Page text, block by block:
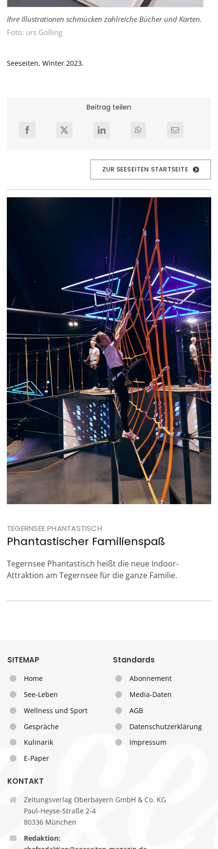
Ihre Illustrationen schmücken zahlreiche Bücher und Karten.
Foto: urs Golling
Seeseiten, Winter 2023.
Beitrag teilen
ZUR SEESEITEN STARTSEITE
TEGERNSEE PHANTASTISCH
Phantastischer Familienspaß
Tegernsee Phantastisch heißt die neue Indoor-
Attraktion am Tegernsee für die ganze Familie.
SITEMAP
Home
See-Leben
Wellness und Sport
Gespräche
Kulinarik
E-Paper
Standards
Abonnement
Media-Daten
AGB
Datenschutzerklärung
Impressum
KONTAKT
Zeitungsverlag Oberbayern GmbH & Co. KG
Paul-Heyse-Straße 2-4
80336 München
Redaktion: